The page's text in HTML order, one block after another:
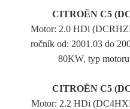
CITROËN C5
Motor: 2.0 HDi
ročník od: 2001.03 do
80KW, typ
CITROËN C5
Motor: 2.2 HDi